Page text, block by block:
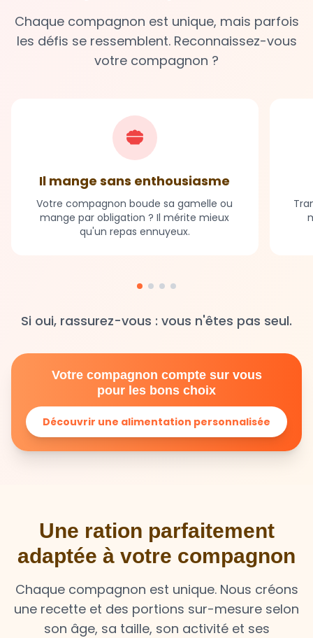
Chaque compagnon est unique, mais parfois
les défis se ressemblent. Reconnaissez-vous
votre compagnon ?
Il mange sans enthousiasme
Votre compagnon boude sa gamelle ou
mange par obligation ? Il mérite mieux
qu'un repas ennuyeux.
Si oui, rassurez-vous : vous n'êtes pas seul.
Votre compagnon compte sur vous
pour les bons choix
Découvrir une alimentation personnalisée
Une ration parfaitement
adaptée à votre compagnon
Chaque compagnon est unique. Nous créons
une recette et des portions sur-mesure selon
son âge, sa taille, son activité et ses